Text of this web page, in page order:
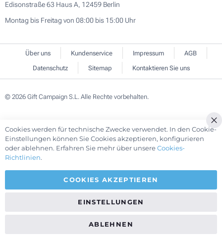
Edisonstraße 63 Haus A, 12459 Berlin
Montag bis Freitag von 08:00 bis 15:00 Uhr
Über uns Kundenservice Impressum
AGB
Datenschutz
Sitemap Kontaktieren Sie uns
© 2026 Gift Campaign S.L. Alle Rechte vorbehalten.
Cookies werden für technische Zwecke verwendet. In den Cookie-
Einstellungen können Sie Cookies akzeptieren, konfigurieren
oder ablehnen. Erfahren Sie mehr über unsereCookies-
Richtlinien.
COOKIES AKZEPTIEREN
EINSTELLUNGEN
ABLEHNEN